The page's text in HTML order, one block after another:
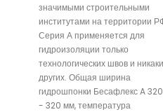
значимыми строительными
институтами на территории
Серия А применяется для
гидроизоляции только
технологических швов и
других. Общая ширина
гидрошпонки Бесафлекс A 320
- 320 мм, температура